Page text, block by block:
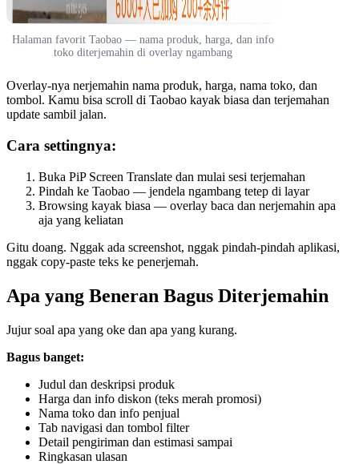
Halaman favorit Taobao — nama produk, harga, dan info
toko diterjemahin di overlay ngambang
Overlay-nya nerjemahin nama produk, harga, nama toko, dan
tombol. Kamu bisa scroll di Taobao kayak biasa dan terjemahan
update sambil jalan.
Cara settingnya:
Buka PiP Screen Translate dan mulai sesi terjemahan
Pindah ke Taobao — jendela ngambang tetep di layar
Browsing kayak biasa — overlay baca dan nerjemahin apa
aja yang keliatan
Gitu doang. Nggak ada screenshot, nggak pindah-pindah aplikasi,
nggak copy-paste teks ke penerjemah.
Apa yang Beneran Bagus Diterjemahin
Jujur soal apa yang oke dan apa yang kurang.
Bagus banget:
Judul dan deskripsi produk
Harga dan info diskon (teks merah promosi)
Nama toko dan info penjual
Tab navigasi dan tombol filter
Detail pengiriman dan estimasi sampai
Ringkasan ulasan